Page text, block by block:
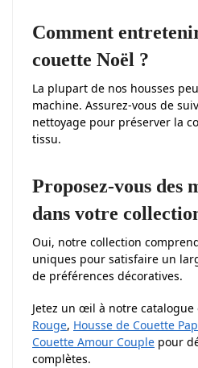
Comment
couette Noël ?
La plupart de nos housses
machine. Assurez-vous de
nettoyage pour préserver la
tissu.
Proposez-vous des
dans votre
Oui, notre collection
uniques pour satisfaire un
de préférences décoratives.
Jetez un œil à notre catalogue
Rouge, Housse de Couette
Couette Amour Couple pour
complètes.